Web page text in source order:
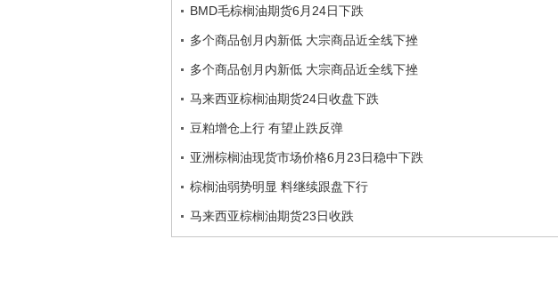
BMD毛棕榈油期货6月24日下跌
多个商品创月内新低 大宗商品近全线下挫
多个商品创月内新低 大宗商品近全线下挫
马来西亚棕榈油期货24日收盘下跌
豆粕增仓上行 有望止跌反弹
亚洲棕榈油现货市场价格6月23日稳中下跌
棕榈油弱势明显 料继续跟盘下行
马来西亚棕榈油期货23日收跌